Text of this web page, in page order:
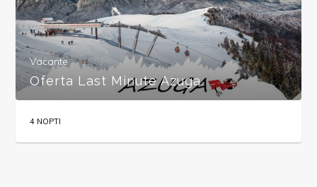
Vacante
Oferta Last Minute Azuga
4 NOPTI